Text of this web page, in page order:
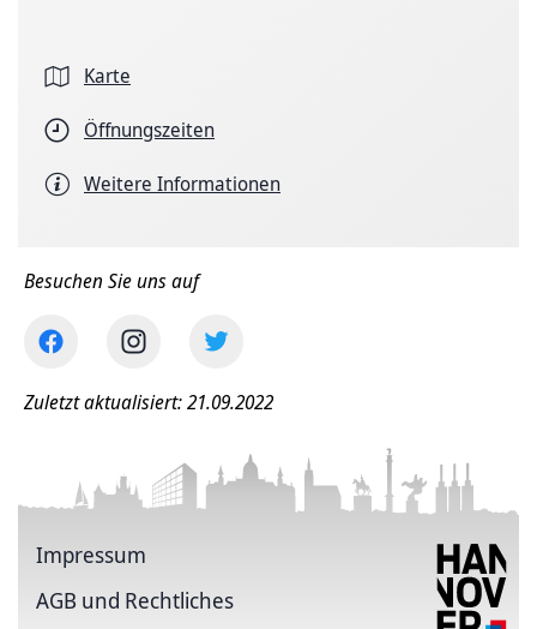
Karte
Öffnungszeiten
Weitere Informationen
Besuchen Sie uns auf
Zuletzt aktualisiert: 21.09.2022
Impressum
AGB und Rechtliches